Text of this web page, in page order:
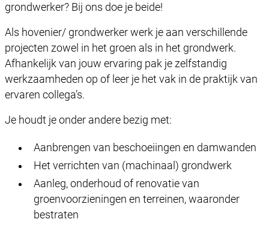
grondwerker? Bij ons doe je beide!
Als hovenier/ grondwerker werk je aan verschillende
projecten zowel in het groen als in het grondwerk.
Afhankelijk van jouw ervaring pak je zelfstandig
werkzaamheden op of leer je het vak in de praktijk van
ervaren collega’s.
Je houdt je onder andere bezig met:
Aanbrengen van beschoeiingen en damwanden
Het verrichten van (machinaal) grondwerk
Aanleg, onderhoud of renovatie van
groenvoorzieningen en terreinen, waaronder
bestraten